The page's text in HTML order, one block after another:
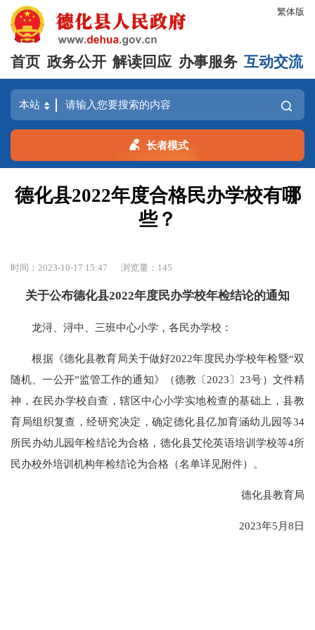
繁体版
首页 政务公开 解读回应 办事服务 互动交流
长者模式
德化县2022年度合格民办学校有哪
些？
时间：2023-10-17 15:47 浏览量： 145
关于公布德化县2022年度民办学校年检结论的通知
龙浔、浔中、三班中心小学，各民办学校：
根据《德化县教育局关于做好2022年度民办学校年检暨“双
随机、一公开”监管工作的通知》（德教〔2023〕23号）文件精
神，在民办学校自查，辖区中心小学实地检查的基础上，县教
育局组织复查，经研究决定，确定德化县亿加育涵幼儿园等34
所民办幼儿园年检结论为合格，德化县艾伦英语培训学校等4所
民办校外培训机构年检结论为合格（名单详见附件）。
德化县教育局
2023年5月8日